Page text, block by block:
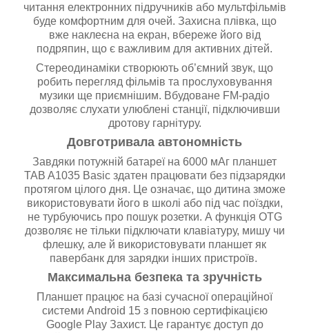
читання електронних підручників або мультфільмів
буде комфортним для очей. Захисна плівка, що
вже наклеєна на екран, вбереже його від
подряпин, що є важливим для активних дітей.
Стереодинаміки створюють об’ємний звук, що
робить перегляд фільмів та прослуховування
музики ще приємнішим. Вбудоване FM-радіо
дозволяє слухати улюблені станції, підключивши
дротову гарнітуру.
Довготривала автономність
Завдяки потужній батареї на 6000 мАг планшет
TAB A1035 Basic здатен працювати без підзарядки
протягом цілого дня. Це означає, що дитина зможе
використовувати його в школі або під час поїздки,
не турбуючись про пошук розетки. А функція OTG
дозволяє не тільки підключати клавіатуру, мишу чи
флешку, але й використовувати планшет як
павербанк для зарядки інших пристроїв.
Максимальна безпека та зручність
Планшет працює на базі сучасної операційної
системи Android 15 з повною сертифікацією
Google Play Захист. Це гарантує доступ до